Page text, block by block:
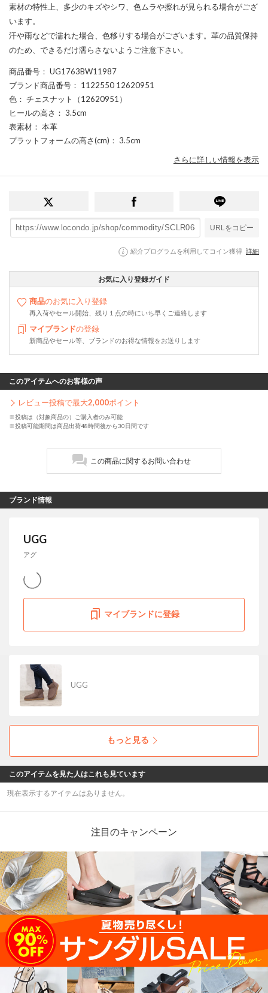
素材の特性上、多少のキズやシワ、色ムラや擦れが見られる場合がござ
います。
汗や雨などで濡れた場合、色移りする場合がございます。革の品質保持
のため、できるだけ濡らさないようご注意下さい。
商品番号 ： UG1763BW11987
ブランド商品番号 ： 1122550 12620951
色 ： チェスナット（12620951）
ヒールの高さ ： 3.5cm
表素材 ： 本革
プラットフォームの高さ(cm) ： 3.5cm
さらに詳しい情報を表示
URLをコピー
紹介プログラムを利用してコイン獲得 詳細
お気に入り登録ガイド
商品のお気に入り登録
再入荷やセール開始、残り１点の時にいち早くご連絡します
マイブランドの登録
新商品やセール等、ブランドのお得な情報をお送りします
このアイテムへのお客様の声
レビュー投稿で最大2,000ポイント
※投稿は（対象商品の）ご購入者のみ可能
※投稿可能期間は商品出荷48時間後から30日間です
この商品に関するお問い合わせ
ブランド情報
UGG
アグ
マイブランドに登録
UGG
もっと見る
このアイテムを見た人はこれも見ています
現在表示するアイテムはありません。
注目のキャンペーン